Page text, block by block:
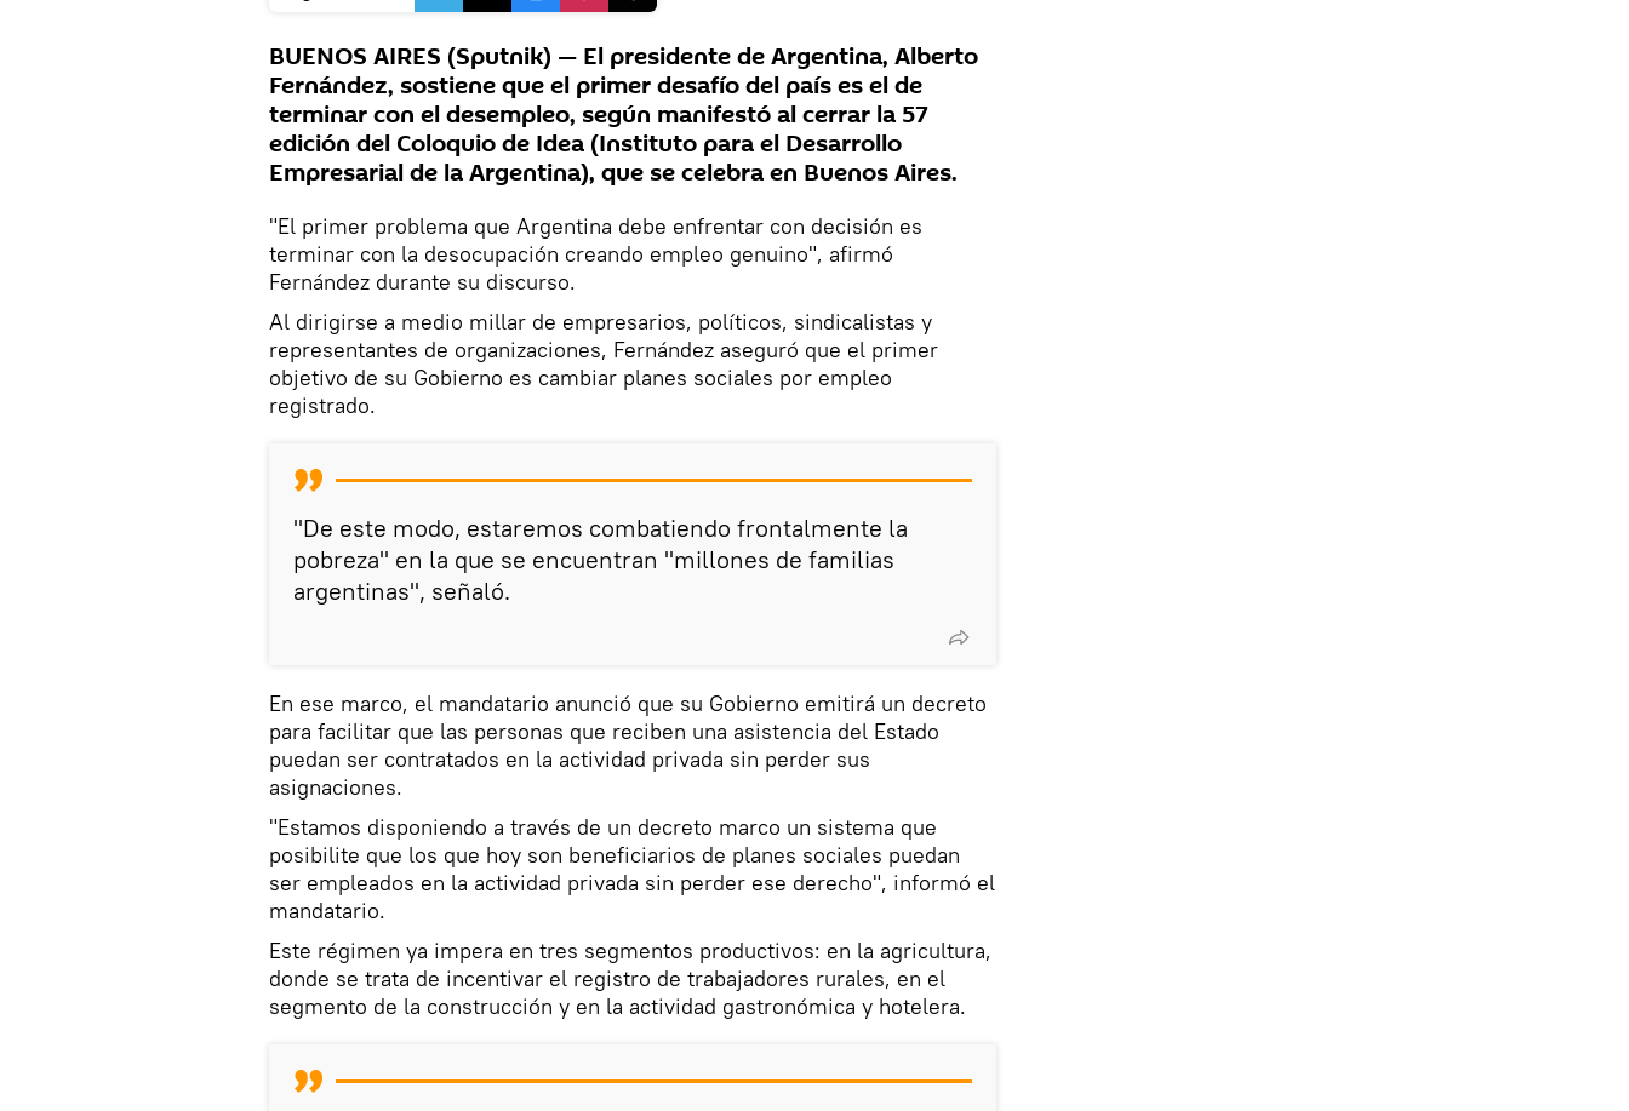
BUENOS AIRES (Sputnik) — El presidente de Argentina, Alberto
Fernández, sostiene que el primer desafío del país es el de
terminar con el desempleo, según manifestó al cerrar la 57
edición del Coloquio de Idea (Instituto para el Desarrollo
Empresarial de la Argentina), que se celebra en Buenos Aires.
"El primer problema que Argentina debe enfrentar con decisión es
terminar con la desocupación creando empleo genuino", afirmó
Fernández durante su discurso.
Al dirigirse a medio millar de empresarios, políticos, sindicalistas y
representantes de organizaciones, Fernández aseguró que el primer
objetivo de su Gobierno es cambiar planes sociales por empleo
registrado.
"De este modo, estaremos combatiendo frontalmente la
pobreza" en la que se encuentran "millones de familias
argentinas", señaló.
En ese marco, el mandatario anunció que su Gobierno emitirá un decreto
para facilitar que las personas que reciben una asistencia del Estado
puedan ser contratados en la actividad privada sin perder sus
asignaciones.
"Estamos disponiendo a través de un decreto marco un sistema que
posibilite que los que hoy son beneficiarios de planes sociales puedan
ser empleados en la actividad privada sin perder ese derecho", informó el
mandatario.
Este régimen ya impera en tres segmentos productivos: en la agricultura,
donde se trata de incentivar el registro de trabajadores rurales, en el
segmento de la construcción y en la actividad gastronómica y hotelera.